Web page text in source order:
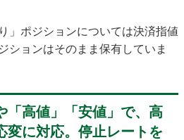
」ポジションについては決済指値
ションはそのまま保有していま
「高値」「安値」で、高
変に対応。停止レートを